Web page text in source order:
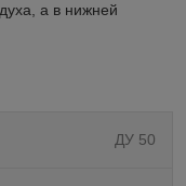
а в нижней
ДУ 50